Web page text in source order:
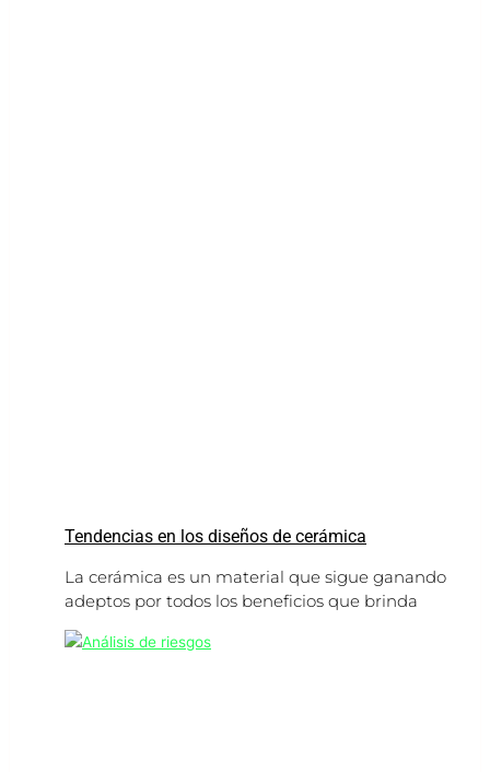
Tendencias en los diseños de cerámica
La cerámica es un material que sigue ganando
adeptos por todos los beneficios que brinda